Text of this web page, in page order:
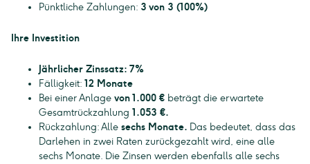
Pünktliche Zahlungen: 3 von 3 (100%)
Ihre Investition
Jährlicher Zinssatz: 7%
Fälligkeit: 12 Monate
Bei einer Anlage von 1.000 € beträgt die erwartete
Gesamtrückzahlung 1.053 €.
Rückzahlung: Alle sechs Monate. Das bedeutet, dass das
Darlehen in zwei Raten zurückgezahlt wird, eine alle
sechs Monate. Die Zinsen werden ebenfalls alle sechs